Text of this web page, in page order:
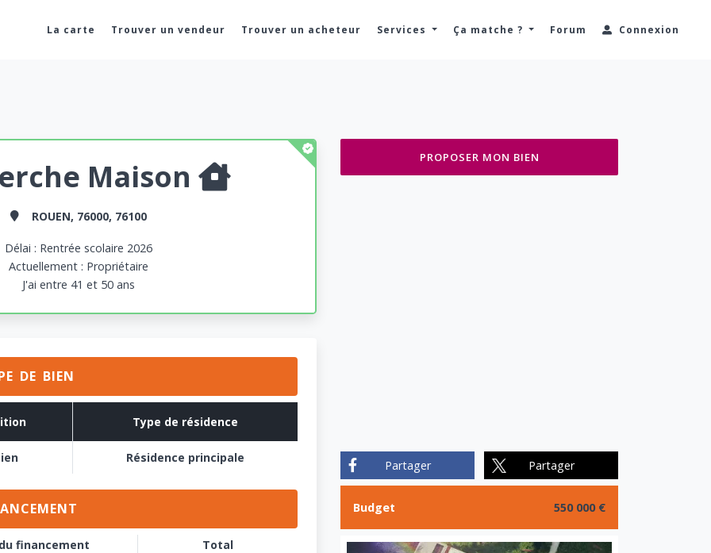
La carte Trouver un vendeur Trouver un acheteur Services Ça matche ? Forum Connexion
Maison
ROUEN, 76000, 76100
Délai : Rentrée scolaire 2026
Actuellement : Propriétaire
J'ai entre 41 et 50 ans
DE BIEN
Type de résidence
Résidence principale
financement Total
Partager Partager
Budget 550 000 €